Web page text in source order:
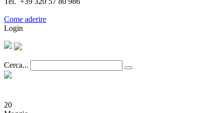
Come aderire
Login
Cerca...
20